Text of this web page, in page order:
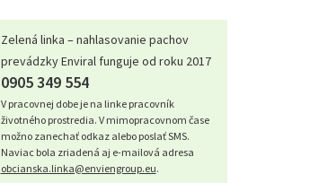
Zelená linka – nahlasovanie pachov
prevádzky Enviral funguje od roku 2017
0905 349 554
V pracovnej dobe je na linke pracovník
životného prostredia. V mimopracovnom čase
možno zanechať odkaz alebo poslať SMS.
Naviac bola zriadená aj e-mailová adresa
obcianska.linka@enviengroup.eu.